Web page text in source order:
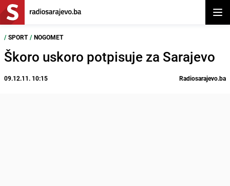
/ SPORT / NOGOMET
Škoro uskoro potpisuje za Sarajevo
09.12.11. 10:15 Radiosarajevo.ba